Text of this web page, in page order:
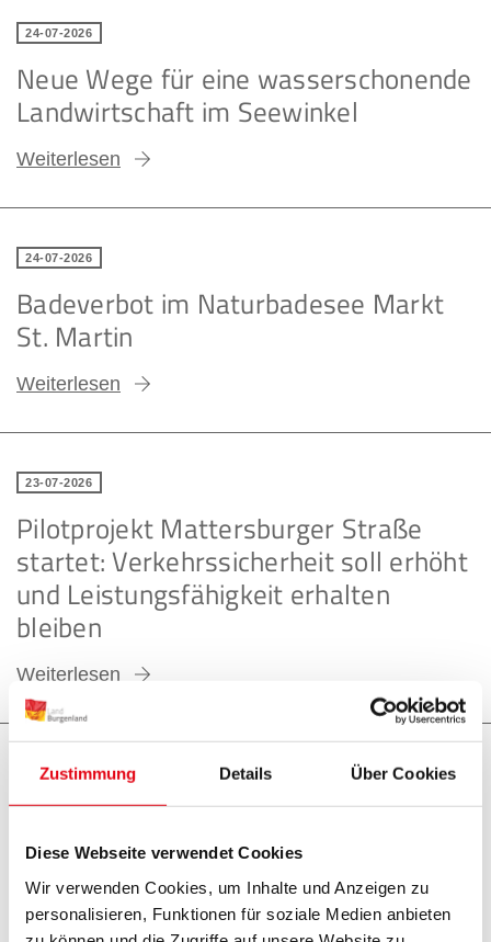
Zustimmung Details Über Cookies
Diese Webseite verwendet Cookies
Wir verwenden Cookies, um Inhalte und Anzeigen zu
personalisieren, Funktionen für soziale Medien anbieten
24-07-2026
Neue Wege für eine wasserschonende
Landwirtschaft im Seewinkel
Weiterlesen
24-07-2026
Badeverbot im Naturbadesee Markt
St. Martin
Weiterlesen
23-07-2026
Pilotprojekt Mattersburger Straße
startet: Verkehrssicherheit soll erhöht
und Leistungsfähigkeit erhalten
bleiben
Weiterlesen
23-07-2026
Leistungsangebot der Sozialen
Dienste Burgenland: Highlights 2025
Weiterlesen